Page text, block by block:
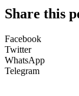
Share this
Facebook
Twitter
WhatsApp
Telegram